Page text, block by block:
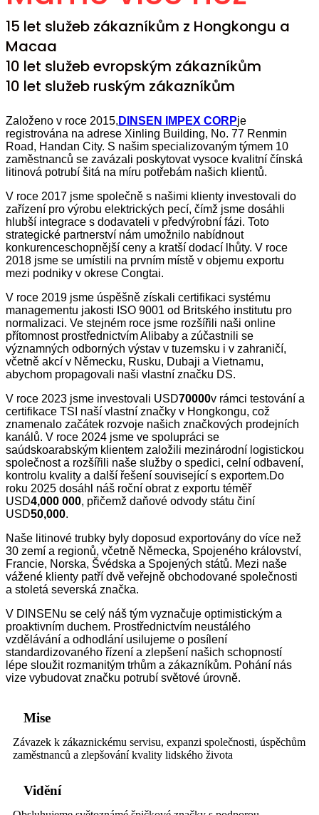
15 let služeb zákazníkům z Hongkongu a
Macaa
10 let služeb evropským zákazníkům
10 let služeb ruským zákazníkům
Založeno v roce 2015, DINSEN IMPEX CORPje
registrována na adrese Xinling Building, No. 77 Renmin
Road, Handan City. S našim specializovaným týmem 10
zaměstnanců se zavázali poskytovat vysoce kvalitní čínská
litinová potrubí šitá na míru potřebám našich klientů.
V roce 2017 jsme společně s našimi klienty investovali do
zařízení pro výrobu elektrických pecí, čímž jsme dosáhli
hlubší integrace s dodavateli v předvýrobní fázi. Toto
strategické partnerství nám umožnilo nabídnout
konkurenceschopnější ceny a kratší dodací lhůty. V roce
2018 jsme se umístili na prvním místě v objemu exportu
mezi podniky v okrese Congtai.
V roce 2019 jsme úspěšně získali certifikaci systému
managementu jakosti ISO 9001 od Britského institutu pro
normalizaci. Ve stejném roce jsme rozšířili naši online
přítomnost prostřednictvím Alibaby a zúčastnili se
významných odborných výstav v tuzemsku i v zahraničí,
včetně akcí v Německu, Rusku, Dubaji a Vietnamu,
abychom propagovali naši vlastní značku DS.
V roce 2023 jsme investovali USD70000v rámci testování a
certifikace TSI naší vlastní značky v Hongkongu, což
znamenalo začátek rozvoje našich značkových prodejních
kanálů. V roce 2024 jsme ve spolupráci se
saúdskoarabským klientem založili mezinárodní logistickou
společnost a rozšířili naše služby o spedici, celní odbavení,
kontrolu kvality a další řešení související s exportem.Do
roku 2025 dosáhl náš roční obrat z exportu téměř
USD4,000 000, přičemž daňové odvody státu činí
USD50,000.
Naše litinové trubky byly doposud exportovány do více než
30 zemí a regionů, včetně Německa, Spojeného království,
Francie, Norska, Švédska a Spojených států. Mezi naše
vážené klienty patří dvě veřejně obchodované společnosti
a stoletá severská značka.
V DINSENu se celý náš tým vyznačuje optimistickým a
proaktivním duchem. Prostřednictvím neustálého
vzdělávání a odhodlání usilujeme o posílení
standardizovaného řízení a zlepšení našich schopností
lépe sloužit rozmanitým trhům a zákazníkům. Pohání nás
vize vybudovat značku potrubí světové úrovně.
Mise
Závazek k zákaznickému servisu, expanzi společnosti, úspěchům
zaměstnanců a zlepšování kvality lidského života
Vidění